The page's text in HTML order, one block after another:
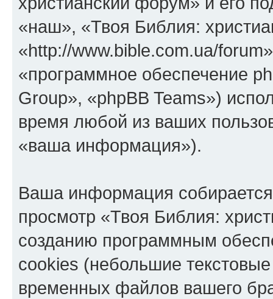
«наш», «Твоя Библия:
«http://www.bible.com.ua/
«программное обеспечение
Group», «phpBB Teams»)
время любой из ваших
«ваша информация»).
Ваша информация
просмотр «Твоя Библия:
созданию программным
cookies (небольшие
временных файлов вашего